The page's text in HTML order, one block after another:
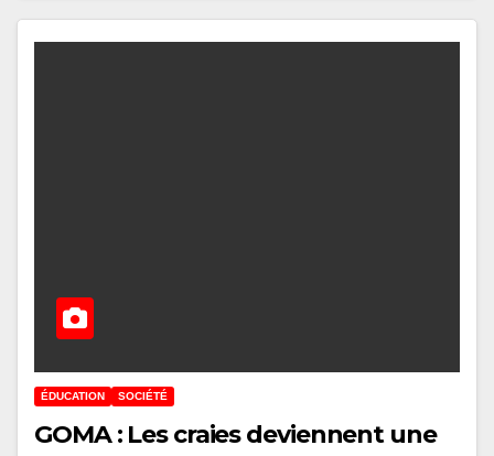
ÉDUCATION SOCIÉTÉ
GOMA : Les craies deviennent une